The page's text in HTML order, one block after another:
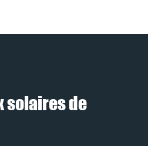
solaires de